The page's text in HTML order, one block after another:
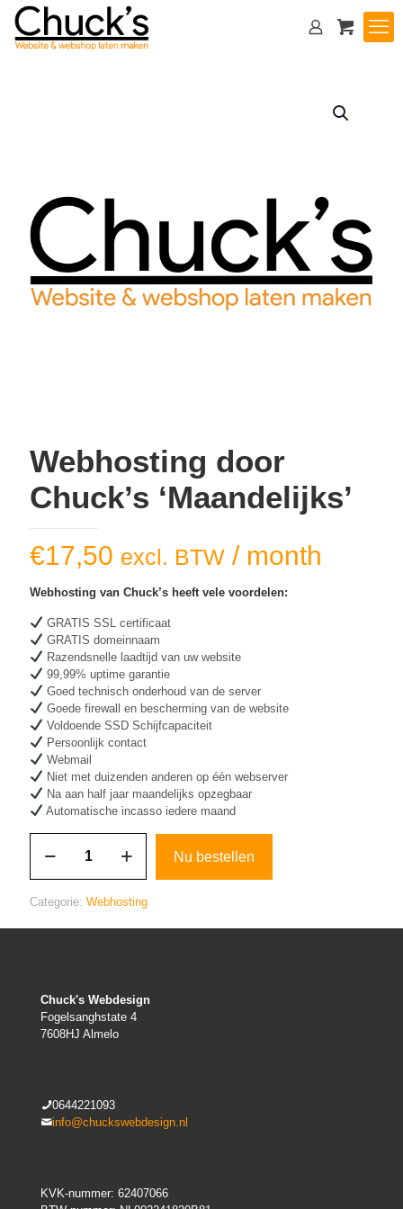
Webhosting door
Chuck’s ‘Maandelijks’
€17,50 excl. BTW / month
Webhosting van Chuck’s heeft vele voordelen:
GRATIS SSL certificaat
GRATIS domeinnaam
Razendsnelle laadtijd van uw website
99,99% uptime garantie
Goed technisch onderhoud van de server
Goede firewall en bescherming van de website
Voldoende SSD Schijfcapaciteit
Persoonlijk contact
Webmail
Niet met duizenden anderen op één webserver
Na aan half jaar maandelijks opzegbaar
Automatische incasso iedere maand
door
aantal
Nu bestellen
Categorie: Webhosting
Chuck's Webdesign
Fogelsanghstate 4
7608HJ Almelo
0644221093
info@chuckswebdesign.nl
KVK-nummer: 62407066